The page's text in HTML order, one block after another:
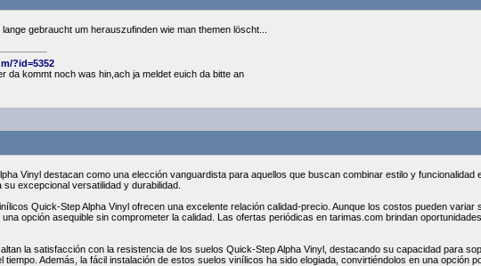
gebraucht um herauszufinden wie man themen löscht...
?id=5352
da kommt noch was hin,ach ja meldet euich da bitte an
Vinyl destacan como una elección vanguardista para aquellos que buscan combinar estilo y
excepcional versatilidad y durabilidad.
Quick-Step Alpha Vinyl ofrecen una excelente relación calidad-precio. Aunque los costos pueden variar
opción asequible sin comprometer la calidad. Las ofertas periódicas en tarimas.com brindan
la satisfacción con la resistencia de los suelos Quick-Step Alpha Vinyl, destacando su capacidad para
tiempo. Además, la fácil instalación de estos suelos vinílicos ha sido elogiada, convirtiéndolos en una opción